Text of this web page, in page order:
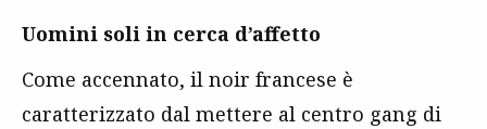
Uomini soli in cerca d’affetto
Come accennato, il noir francese è
caratterizzato dal mettere al centro gang di